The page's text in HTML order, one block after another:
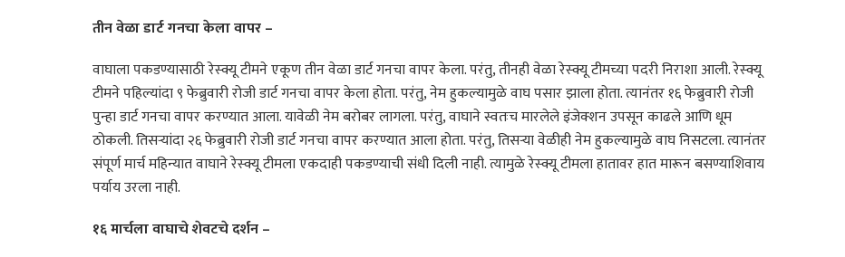
तीन वेळा डार्ट गनचा केला वापर –
वाघाला पकडण्यासाठी रेस्क्यू टीमने एकूण तीन वेळा डार्ट गनचा वापर केला. परंतु, तीनही वेळा रेस्क्यू टीमच्या पदरी निराशा आली. रेस्क्यू
टीमने पहिल्यांदा ९ फेब्रुवारी रोजी डार्ट गनचा वापर केला होता. परंतु, नेम हुकल्यामुळे वाघ पसार झाला होता. त्यानंतर १६ फेब्रुवारी रोजी
पुन्हा डार्ट गनचा वापर करण्यात आला. यावेळी नेम बरोबर लागला. परंतु, वाघाने स्वतःच मारलेले इंजेक्शन उपसून काढले आणि धूम
ठोकली. तिसऱ्यांदा २६ फेब्रुवारी रोजी डार्ट गनचा वापर करण्यात आला होता. परंतु, तिसऱ्या वेळीही नेम हुकल्यामुळे वाघ निसटला. त्यानंतर
संपूर्ण मार्च महिन्यात वाघाने रेस्क्यू टीमला एकदाही पकडण्याची संधी दिली नाही. त्यामुळे रेस्क्यू टीमला हातावर हात मारून बसण्याशिवाय
पर्याय उरला नाही.
१६ मार्चला वाघाचे शेवटचे दर्शन –